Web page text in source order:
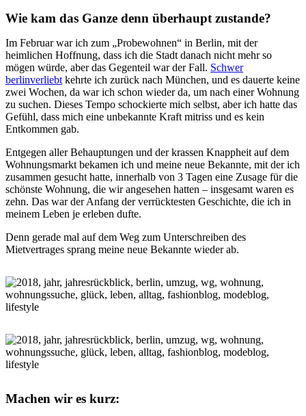
Wie kam das Ganze denn überhaupt zustande?
Im Februar war ich zum „Probewohnen“ in Berlin, mit der
heimlichen Hoffnung, dass ich die Stadt danach nicht mehr so
mögen würde, aber das Gegenteil war der Fall. Schwer
berlinverliebt kehrte ich zurück nach München, und es dauerte keine
zwei Wochen, da war ich schon wieder da, um nach einer Wohnung
zu suchen. Dieses Tempo schockierte mich selbst, aber ich hatte das
Gefühl, dass mich eine unbekannte Kraft mitriss und es kein
Entkommen gab.
Entgegen aller Behauptungen und der krassen Knappheit auf dem
Wohnungsmarkt bekamen ich und meine neue Bekannte, mit der ich
zusammen gesucht hatte, innerhalb von 3 Tagen eine Zusage für die
schönste Wohnung, die wir angesehen hatten – insgesamt waren es
zehn. Das war der Anfang der verrücktesten Geschichte, die ich in
meinem Leben je erleben dufte.
Denn gerade mal auf dem Weg zum Unterschreiben des
Mietvertrages sprang meine neue Bekannte wieder ab.
Machen wir es kurz: